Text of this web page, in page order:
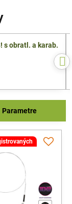
s obratl. a karab.
Parametre